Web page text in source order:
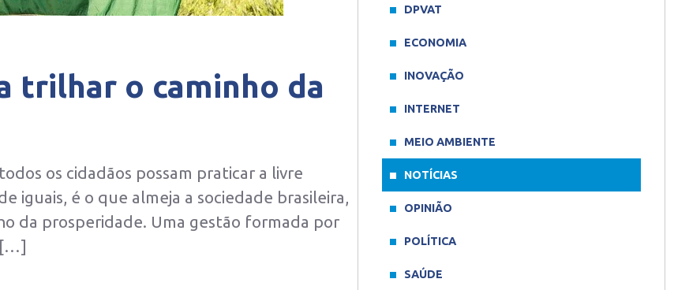
trilhar o caminho da
os cidadãos possam praticar a livre
iguais, é o que almeja a sociedade brasileira,
da prosperidade. Uma gestão formada por
[…]
DPVAT
ECONOMIA
INOVAÇÃO
INTERNET
MEIO AMBIENTE
NOTÍCIAS
OPINIÃO
POLÍTICA
SAÚDE